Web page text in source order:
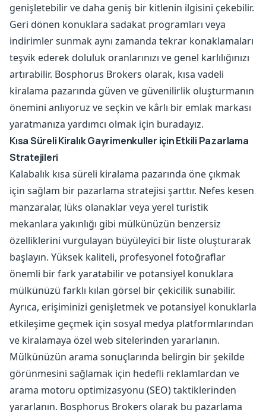
genişletebilir ve daha geniş bir kitlenin ilgisini çekebilir.
Geri dönen konuklara sadakat programları veya
indirimler sunmak aynı zamanda tekrar konaklamaları
teşvik ederek doluluk oranlarınızı ve genel karlılığınızı
artırabilir. Bosphorus Brokers olarak, kısa vadeli
kiralama pazarında güven ve güvenilirlik oluşturmanın
önemini anlıyoruz ve seçkin ve kârlı bir emlak markası
yaratmanıza yardımcı olmak için buradayız.
Kısa Süreli Kiralık Gayrimenkuller için Etkili Pazarlama
Stratejileri
Kalabalık kısa süreli kiralama pazarında öne çıkmak
için sağlam bir pazarlama stratejisi şarttır. Nefes kesen
manzaralar, lüks olanaklar veya yerel turistik
mekanlara yakınlığı gibi mülkünüzün benzersiz
özelliklerini vurgulayan büyüleyici bir liste oluşturarak
başlayın. Yüksek kaliteli, profesyonel fotoğraflar
önemli bir fark yaratabilir ve potansiyel konuklara
mülkünüzü farklı kılan görsel bir çekicilik sunabilir.
Ayrıca, erişiminizi genişletmek ve potansiyel konuklarla
etkileşime geçmek için sosyal medya platformlarından
ve kiralamaya özel web sitelerinden yararlanın.
Mülkünüzün arama sonuçlarında belirgin bir şekilde
görünmesini sağlamak için hedefli reklamlardan ve
arama motoru optimizasyonu (SEO) taktiklerinden
yararlanın. Bosphorus Brokers olarak bu pazarlama